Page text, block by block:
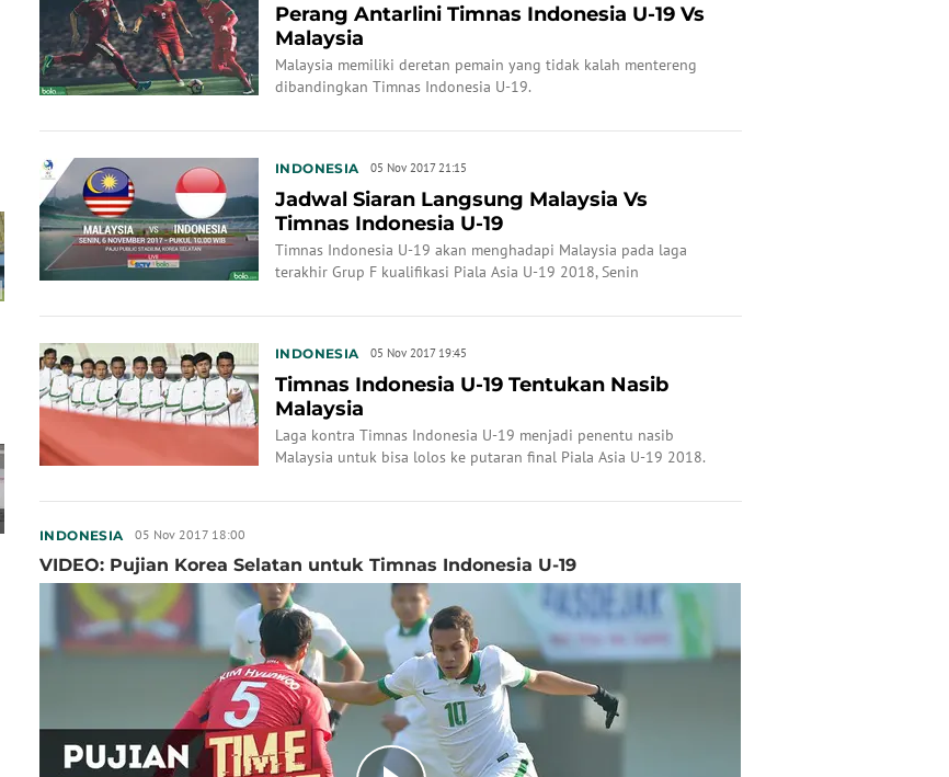
Perang Antarlini Timnas Indonesia U-19 Vs
Malaysia
Malaysia memiliki deretan pemain yang tidak kalah mentereng
dibandingkan Timnas Indonesia U-19.
INDONESIA 05 Nov 2017 21:15
Jadwal Siaran Langsung Malaysia Vs
Timnas Indonesia U-19
Timnas Indonesia U-19 akan menghadapi Malaysia pada laga
terakhir Grup F kualifikasi Piala Asia U-19 2018, Senin
INDONESIA 05 Nov 2017 19:45
Timnas Indonesia U-19 Tentukan Nasib
Malaysia
Laga kontra Timnas Indonesia U-19 menjadi penentu nasib
Malaysia untuk bisa lolos ke putaran final Piala Asia U-19 2018.
INDONESIA 05 Nov 2017 18:00
VIDEO: Pujian Korea Selatan untuk Timnas Indonesia U-19